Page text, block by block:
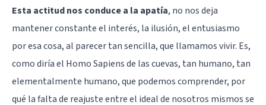
Esta actitud nos conduce a la apatía, no nos deja
mantener constante el interés, la ilusión, el entusiasmo
por esa cosa, al parecer tan sencilla, que llamamos vivir. Es,
como diría el Homo Sapiens de las cuevas, tan humano, tan
elementalmente humano, que podemos comprender, por
qué la falta de reajuste entre el ideal de nosotros mismos se